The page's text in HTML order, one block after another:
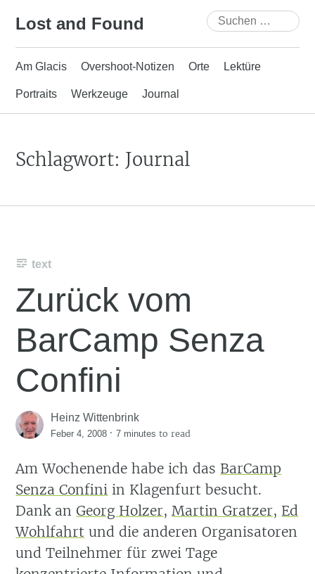
Lost and Found
Suchen
nach:
Am Glacis Overshoot-Notizen Orte Lektüre
Portraits Werkzeuge Journal
Schlagwort: Journal
text
Zurück vom
BarCamp Senza
Confini
Heinz Wittenbrink
Feber 4, 2008 ·7 minutes to read
Am Wochenende habe ich das BarCamp
Senza Confini in Klagenfurt besucht.
Dank an Georg Holzer,Martin Gratzer, Ed
Wohlfahrt und die anderen Organisatoren
und Teilnehmer für zwei Tage